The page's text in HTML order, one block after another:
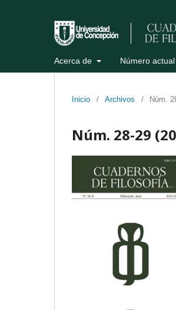
Acerca de Número actual
Inicio / Archivos / Núm.
Núm. 28-29